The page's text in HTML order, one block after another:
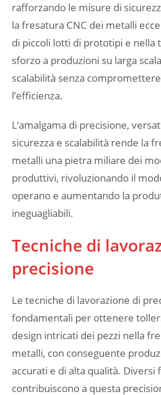
rafforzando le misure di
la fresatura CNC dei metalli
di piccoli lotti di prototipi e nella
sforzo a produzioni su larga
scalabilità senza
l’efficienza.
L’amalgama di precisione,
sicurezza e scalabilità rende la
metalli una pietra miliare dei
produttivi, rivoluzionando il
operano e aumentando la
ineguagliabili.
Tecniche di
precisione
Le tecniche di lavorazione di
fondamentali per ottenere
design intricati dei pezzi nella
metalli, con conseguente
accurati e di alta qualità. Diversi
contribuiscono a questa